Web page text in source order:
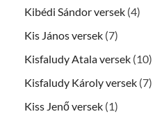
Kibédi Sándor versek (4)
Kis János versek (7)
Kisfaludy Atala versek (10)
Kisfaludy Károly versek (7)
Kiss Jenő versek (1)